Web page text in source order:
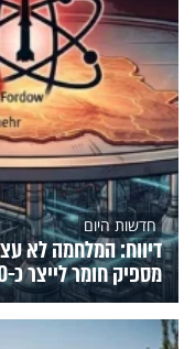
חדשות היום
דיווח: המלחמה לא
מספיק חומר לייצר כ-10 פצצות